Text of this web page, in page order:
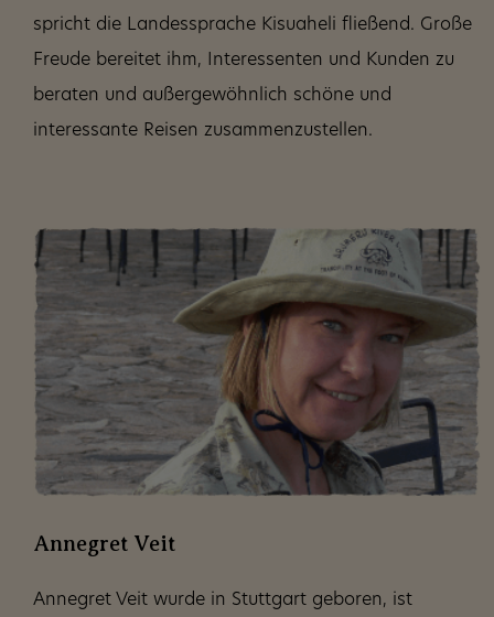
spricht die Landessprache Kisuaheli fließend. Große
Freude bereitet ihm, Interessenten und Kunden zu
beraten und außergewöhnlich schöne und
interessante Reisen zusammenzustellen.
Annegret Veit
Annegret Veit wurde in Stuttgart geboren, ist